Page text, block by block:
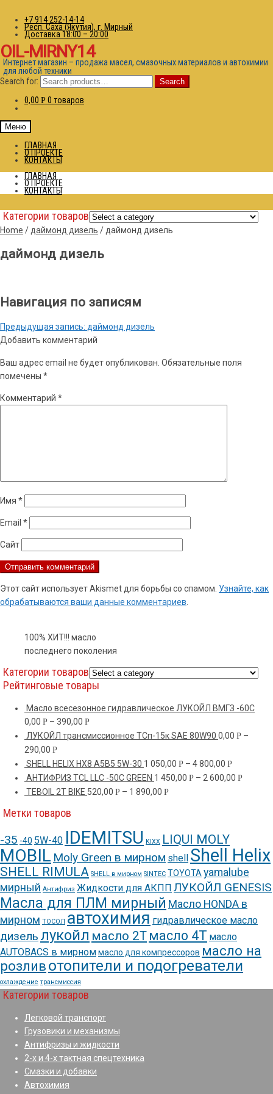
+7 914 252-14-14
Респ. Саха (Якутия), г. Мирный
Доставка 18:00 – 20:00
OIL-MIRNY14
Интернет магазин – продажа масел, смазочных материалов и автохимии
для любой техники
Search for:
Search
0,00 Р 0 товаров
Меню
ГЛАВНАЯ
О ПРОЕКТЕ
КОНТАКТЫ
ГЛАВНАЯ
О ПРОЕКТЕ
КОНТАКТЫ
Категории товаров
Home / даймонд дизель / даймонд дизель
даймонд дизель
Навигация по записям
Предыдущая запись: даймонд дизель
Добавить комментарий
Ваш адрес email не будет опубликован. Обязательные поля
помечены *
Комментарий *
Имя *
Email *
Сайт
Этот сайт использует Akismet для борьбы со спамом. Узнайте, как
обрабатываются ваши данные комментариев
100% ХИТ!!! масло
последнего поколения
Категории товаров
Рейтинговые товары
Масло всесезонное гидравлическое ЛУКОЙЛ ВМГЗ -60С
0,00 Р – 390,00 Р
ЛУКОЙЛ трансмиссионное ТСп-15к SAE 80W90 0,00 Р –
290,00 Р
SHELL HELIX HX8 A5B5 5W-30 1 050,00 Р – 4 800,00 Р
АНТИФРИЗ TCL LLC -50C GREEN 1 450,00 Р – 2 600,00 Р
TEBOIL 2T BIKE 520,00 Р – 1 890,00 Р
Метки товаров
-35 -40 5W-40 IDEMITSU KIXX LIQUI MOLY
MOBIL Moly Green в мирном shell Shell Helix
SHELL RIMULA SHELL в мирном SINTEC TOYOTA yamalube
мирный Антифриз Жидкости для АКПП ЛУКОЙЛ GENESIS
Масла для ПЛМ мирный Масло HONDA в
мирном ТОСОЛ автохимия гидравлическое масло
дизель лукойл масло 2Т масло 4Т масло
AUTOBACS в мирноммасло для компрессоров масло на
розливотопители и подогреватели
охлаждение трансмиссия
Категории товаров
Легковой транспорт
Грузовики и механизмы
Антифризы и жидкости
2-х и 4-х тактная спецтехника
Смазки и добавки
Автохимия